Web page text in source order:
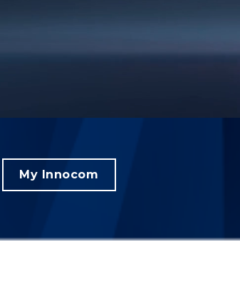
My Innocom